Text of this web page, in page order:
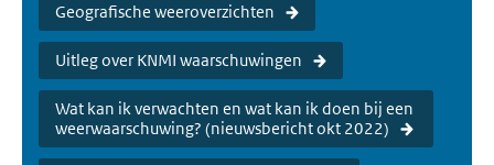
Geografische weeroverzichten
Uitleg over KNMI waarschuwingen
Wat kan ik verwachten en wat kan ik doen bij een
weerwaarschuwing? (nieuwsbericht okt 2022)